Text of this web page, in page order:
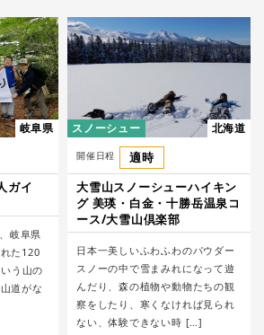
岐阜県
ガイ
岐阜県
た120
う山の
道がな
スノーシュー 北海道
開催日程
適時
大雪山スノーシューハイキン
グ 美瑛・白金・十勝岳温泉コ
ース/大雪山倶楽部
日本一美しいふわふわのパウダー
スノーの中で雪まみれになって遊
んだり、森の植物や動物たちの観
察をしたり、寒くなければ見られ
ない、体験できない時 […]